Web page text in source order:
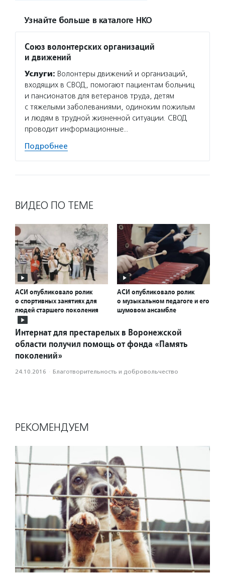
Узнайте больше в каталоге НКО
Союз волонтерских организаций
и движений
Услуги: Волонтеры движений и организаций,
входящих в СВОД, помогают пациентам больниц
и пансионатов для ветеранов труда, детям
с тяжелыми заболеваниями, одиноким пожилым
и людям в трудной жизненной ситуации. СВОД
проводит информационные…
Подробнее
ВИДЕО ПО ТЕМЕ
АСИ опубликовало ролик
о спортивных занятиях для
людей старшего поколения
АСИ опубликовало ролик
о музыкальном педагоге и его
шумовом ансамбле
Интернат для престарелых в Воронежской
области получил помощь от фонда «Память
поколений»
24.10.2016 · Благотвори­тель­ность и доброволь­чест­во
РЕКОМЕНДУЕМ